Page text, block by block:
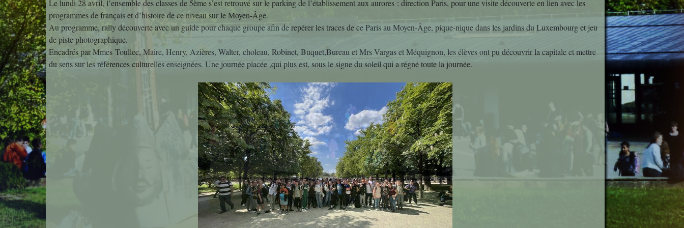
Découverte des Métiers
Découverte Professionnelle
Education Musicale
Projets Interdisciplinaires
SVT
What's up in room 50 ?
Le lundi 28 avril, l’ensemble des classes de 5ème s’est retrouvé sur le parking de l’établissement aux aurores : direction Paris, pour une visite découverte en lien avec les
programmes de français et d’histoire de ce niveau sur le Moyen-Âge.
Au programme, rally découverte avec un guide pour chaque groupe afin de repérer les traces de ce Paris au Moyen-Âge, pique-nique dans les jardins du Luxembourg et jeu
de piste photographique.
Encadrés par Mmes Toullec, Maire, Henry, Azières, Walter, choleau, Robinet, Buquet,Bureau et Mrs Vargas et Méquignon, les élèves ont pu découvrir la capitale et mettre
du sens sur les références culturelles enseignées. Une journée placée ,qui plus est, sous le signe du soleil qui a régné toute la journée.